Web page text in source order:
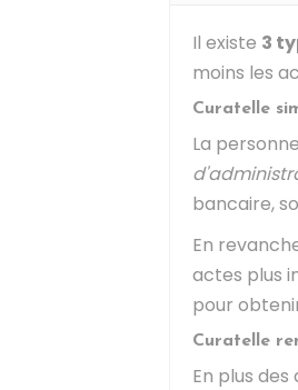
Il existe 3
moins les
Curatelle
La
bancaire,
En
actes plus
pour
Curatelle
En plus